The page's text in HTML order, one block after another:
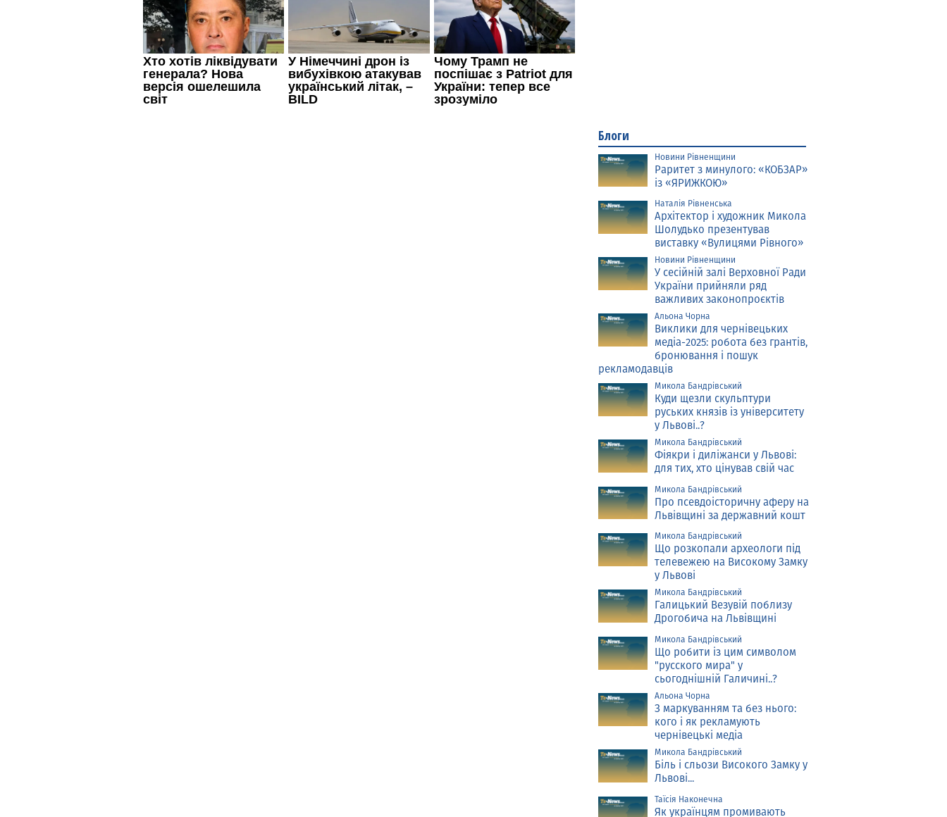
Блоги
Новини Рівненщини
Раритет з минулого: «КОБЗАР»
із «ЯРИЖКОЮ»
Наталія Рівненська
Архітектор і художник Микола
Шолудько презентував
виставку «Вулицями Рівного»
Новини Рівненщини
У сесійній залі Верховної Ради
України прийняли ряд
важливих законопроєктів
Альона Чорна
Виклики для чернівецьких
медіа-2025: робота без грантів,
бронювання і пошук
рекламодавців
Микола Бандрівський
Куди щезли скульптури
руських князів із університету
у Львові..?
Микола Бандрівський
Фіякри і диліжанси у Львові:
для тих, хто цінував свій час
Микола Бандрівський
Про псевдоісторичну аферу на
Львівщині за державний кошт
Микола Бандрівський
Що розкопали археологи під
телевежею на Високому Замку
у Львові
Микола Бандрівський
Галицький Везувій поблизу
Дрогобича на Львівщині
Микола Бандрівський
Що робити із цим символом
"русского мира" у
сьогоднішній Галичині..?
Альона Чорна
З маркуванням та без нього:
кого і як рекламують
чернівецькі медіа
Микола Бандрівський
Біль і сльози Високого Замку у
Львові...
Таїсія Наконечна
Як українцям промивають